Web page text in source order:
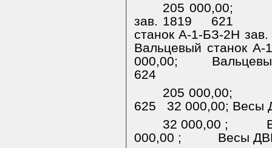
205 000,00;
зав. 1819
621
станок А-1-БЗ-2Н зав.
Вальцевый станок
000,00;
624
205 000,00;
625
32 000,00; Весы
32 000,00 ;
000,00 ;
Весы